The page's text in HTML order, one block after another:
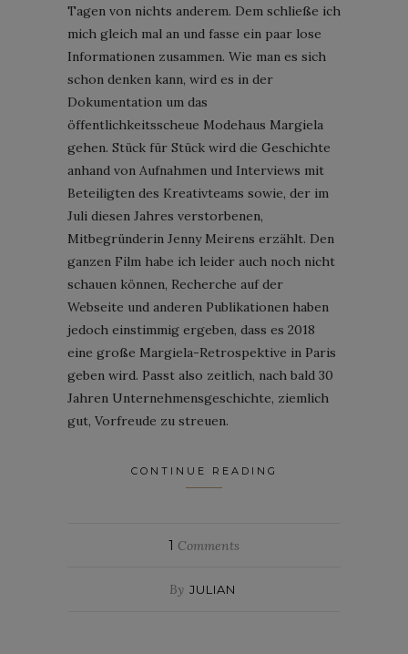
Tagen von nichts anderem. Dem schließe ich
mich gleich mal an und fasse ein paar lose
Informationen zusammen. Wie man es sich
schon denken kann, wird es in der
Dokumentation um das
öffentlichkeitsscheue Modehaus Margiela
gehen. Stück für Stück wird die Geschichte
anhand von Aufnahmen und Interviews mit
Beteiligten des Kreativteams sowie, der im
Juli diesen Jahres verstorbenen,
Mitbegründerin Jenny Meirens erzählt. Den
ganzen Film habe ich leider auch noch nicht
schauen können, Recherche auf der
Webseite und anderen Publikationen haben
jedoch einstimmig ergeben, dass es 2018
eine große Margiela-Retrospektive in Paris
geben wird. Passt also zeitlich, nach bald 30
Jahren Unternehmensgeschichte, ziemlich
gut, Vorfreude zu streuen.
CONTINUE READING
1 Comments
By JULIAN